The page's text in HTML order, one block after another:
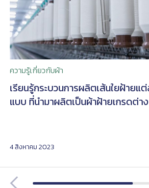
ความรู้เกี่ยวกับผ้า
เรียนรู้กระบวนการผลิตเส้นใยฝ้ายแต่
แบบ ที่นำมาผลิตเป็นผ้าฝ้ายเกรดต่า
4 สิงหาคม 2023